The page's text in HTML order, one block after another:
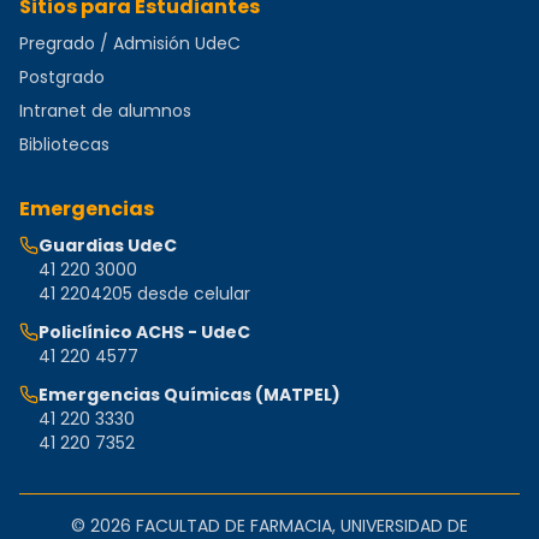
Sitios para Estudiantes
Pregrado / Admisión UdeC
Postgrado
Intranet de alumnos
Bibliotecas
Emergencias
Guardias UdeC
41 220 3000
41 2204205 desde celular
Policlínico ACHS - UdeC
41 220 4577
Emergencias Químicas (MATPEL)
41 220 3330
41 220 7352
© 2026 FACULTAD DE FARMACIA, UNIVERSIDAD DE